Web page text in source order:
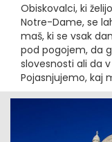
Obiskovalci, ki
Notre-Dame, se
maš, ki se vsak
pod pogojem, da
slovesnosti ali da
Pojasnjujemo, kaj